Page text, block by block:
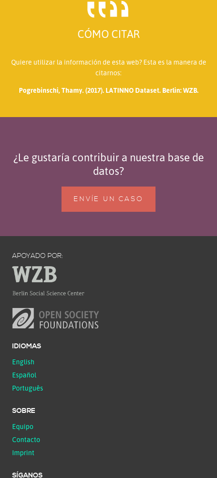
CÓMO CITAR
Quiere utilizar la información de esta web? Esta es la manera de
citarnos:
Pogrebinschi, Thamy. (2017). LATINNO Dataset. Berlin: WZB.
¿Le gustaría contribuir a nuestra base de
datos?
ENVÍE UN CASO
APOYADO POR:
IDIOMAS
English
Español
Português
SOBRE
Equipo
Contacto
Imprint
SÍGANOS